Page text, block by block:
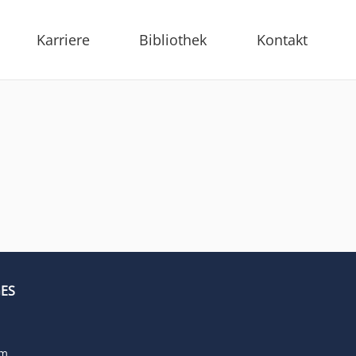
Karriere Bibliothek Kontakt